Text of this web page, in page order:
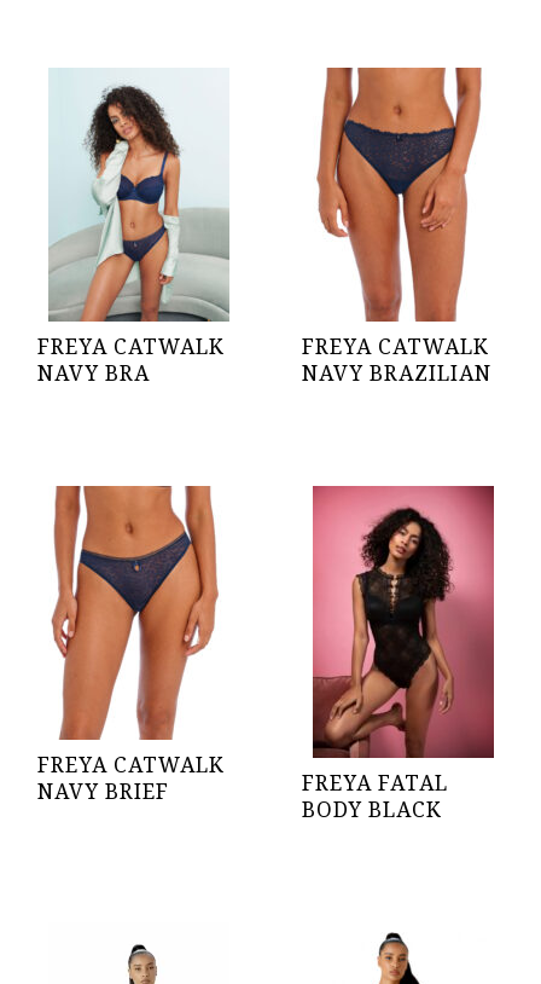
FREYA CATWALK
NAVY BRA
FREYA CATWALK
NAVY BRAZILIAN
FREYA CATWALK
NAVY BRIEF
FREYA FATAL
BODY BLACK